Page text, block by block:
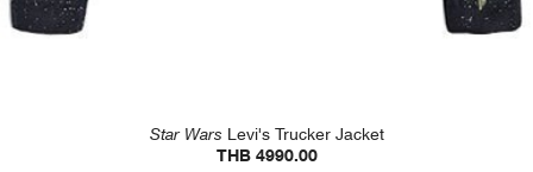
Star Wars Levi's Trucker Jacket
THB 4990.00